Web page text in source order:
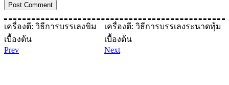
เครื่องตี: วิธีการบรรเลงขิม
เบื้องต้น
Prev
เครื่องตี: วิธีการบรรเลงระนาดทุ้ม
เบื้องต้น
Next